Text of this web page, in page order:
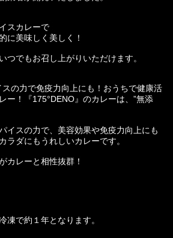
スカレーで
に美味しく美しく！
つでもお召し上がりいただけます。
の力で免疫力向上にも！おうちで健康活
ー！『175°DENO』のカレーは、”無添
イスの力で、美容効果や免疫力向上にも
ラダにもうれしいカレーです。
カレーと相性抜群！
凍で約１年となります。